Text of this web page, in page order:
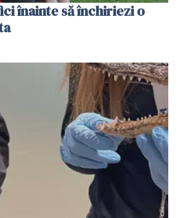
înainte să închiriezi o